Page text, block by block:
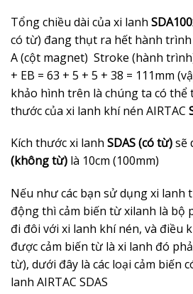
Tổng chiều dài của xi lanh
có từ) đang thụt ra hết hành trình
A (cột magnet) Stroke (hành
+ EB = 63 + 5 + 5 + 38 = 111mm
khảo hình trên là chúng ta có thể
thước của xi lanh khí nén AIRTAC
Kích thước xi lanh SDAS (có từ)sẽ
(không từ) là 10cm (100mm)
Nếu như các bạn sử dụng xi
động thì cảm biến từ xilanh là bộ
đi đôi với xi lanh khí nén, và điều
được cảm biến từ là xi lanh đó
từ), dưới đây là các loại cảm biến
lanh AIRTAC SDAS